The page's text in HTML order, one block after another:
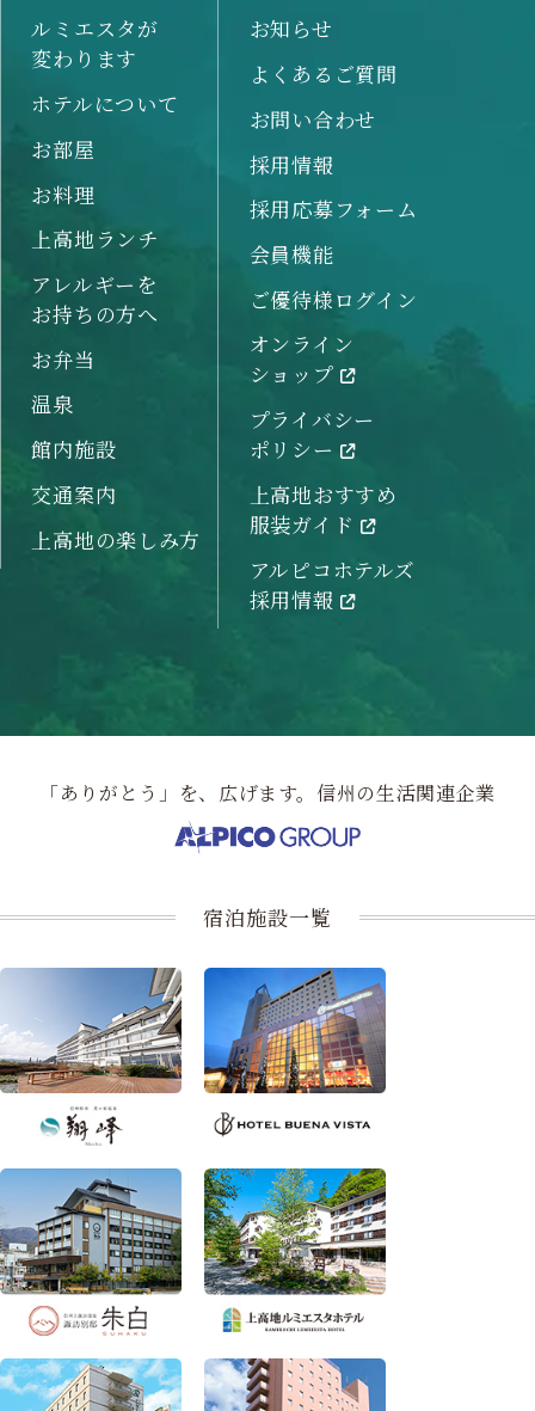
ルミエスタが
変わります
ホテルについて
お部屋
お料理
上高地ランチ
アレルギーを
お持ちの方へ
お弁当
温泉
館内施設
交通案内
上高地の楽しみ方
お知らせ
よくあるご質問
お問い合わせ
採用情報
採用応募フォーム
会員機能
ご優待様ログイン
オンライン
ショップ
プライバシー
ポリシー
上高地おすすめ
服装ガイド
アルピコホテルズ
採用情報
「ありがとう」を、広げます。信州の生活関連企業
宿泊施設一覧